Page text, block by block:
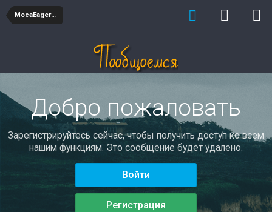
MocaEagerge
Добро пожаловать
Зарегистрируйтесь сейчас, чтобы получить доступ ко всем
нашим функциям. Это сообщение будет удалено.
Войти
Регистрация